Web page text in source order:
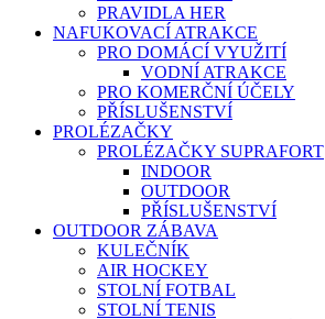
PRAVIDLA HER
NAFUKOVACÍ ATRAKCE
PRO DOMÁCÍ VYUŽITÍ
VODNÍ ATRAKCE
PRO KOMERČNÍ ÚČELY
PŘÍSLUŠENSTVÍ
PROLÉZAČKY
PROLÉZAČKY SUPRAFORT
INDOOR
OUTDOOR
PŘÍSLUŠENSTVÍ
OUTDOOR ZÁBAVA
KULEČNÍK
AIR HOCKEY
STOLNÍ FOTBAL
STOLNÍ TENIS